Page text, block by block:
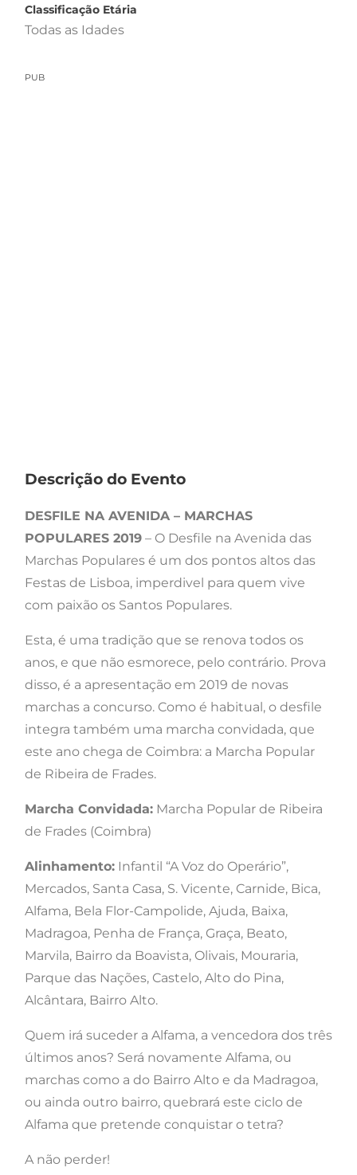
Classificação Etária
Todas as Idades
PUB
Descrição do Evento
DESFILE NA AVENIDA – MARCHAS
POPULARES 2019 – O Desfile na Avenida das
Marchas Populares é um dos pontos altos das
Festas de Lisboa, imperdivel para quem vive
com paixão os Santos Populares.
Esta, é uma tradição que se renova todos os
anos, e que não esmorece, pelo contrário. Prova
disso, é a apresentação em 2019 de novas
marchas a concurso. Como é habitual, o desfile
integra também uma marcha convidada, que
este ano chega de Coimbra: a Marcha Popular
de Ribeira de Frades.
Marcha Convidada: Marcha Popular de Ribeira
de Frades (Coimbra)
Alinhamento: Infantil “A Voz do Operário”,
Mercados, Santa Casa, S. Vicente, Carnide, Bica,
Alfama, Bela Flor-Campolide, Ajuda, Baixa,
Madragoa, Penha de França, Graça, Beato,
Marvila, Bairro da Boavista, Olivais, Mouraria,
Parque das Nações, Castelo, Alto do Pina,
Alcântara, Bairro Alto.
Quem irá suceder a Alfama, a vencedora dos três
últimos anos? Será novamente Alfama, ou
marchas como a do Bairro Alto e da Madragoa,
ou ainda outro bairro, quebrará este ciclo de
Alfama que pretende conquistar o tetra?
A não perder!